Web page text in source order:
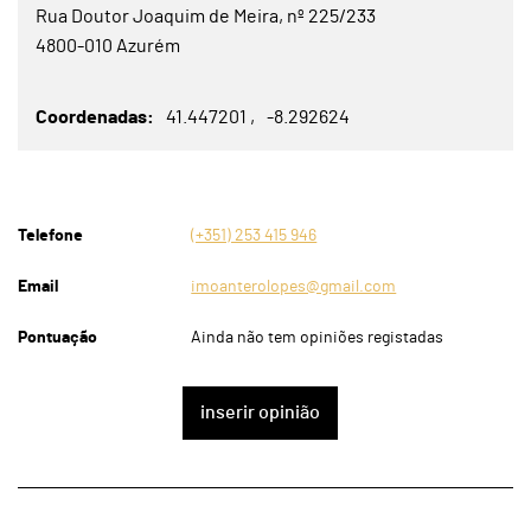
Rua Doutor Joaquim de Meira, nº 225/233
4800-010 Azurém
Coordenadas 41.447201 -8.292624
Telefone (+351) 253 415 946
Email imoanterolopes@gmail.com
Pontuação Ainda não tem opiniões registadas
inserir opinião